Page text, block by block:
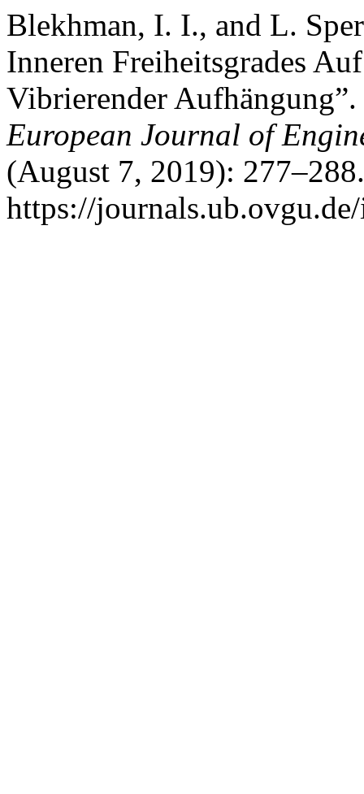
Blekhman, I. I., and L.
Inneren Freiheitsgrades
Vibrierender Aufhängung”.
European Journal of
(August 7, 2019):
https://